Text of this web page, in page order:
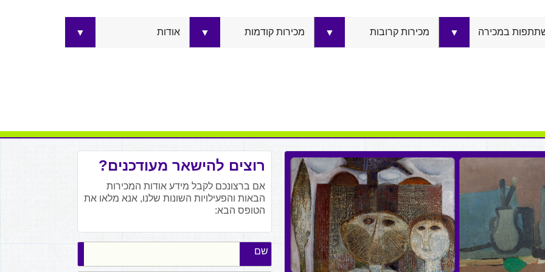
במכירה ▼ מכירות קרובות ▼ מכירות קודמות ▼ אודות ▼
רוצים להישאר מעודכנים?
אם ברצונכם לקבל מידע אודות המכירות
הבאות והפעילויות השונות שלנו, אנא מלאו את
הטופס הבא:
שם